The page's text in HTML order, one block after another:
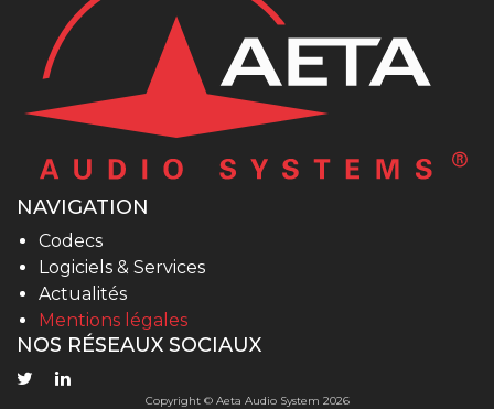
NAVIGATION
Codecs
Logiciels & Services
Actualités
Mentions légales
NOS RÉSEAUX SOCIAUX
Copyright © Aeta Audio System 2026